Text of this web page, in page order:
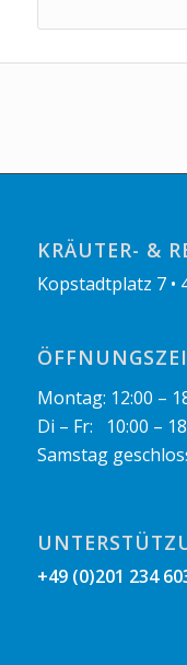
KRÄUTER- &
Kopstadtplatz 7 •
Montag: 12:00 –
Di – Fr: 10:00 –
Samstag
+49 (0)201 234